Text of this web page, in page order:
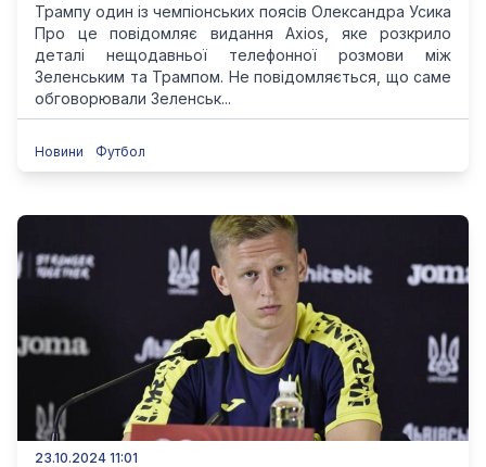
Трампу один із чемпіонських поясів Олександра Усика
Про це повідомляє видання Axios, яке розкрило
деталі нещодавньої телефонної розмови між
Зеленським та Трампом. Не повідомляється, що саме
обговорювали Зеленськ...
Новини Футбол
23.10.2024 11:01